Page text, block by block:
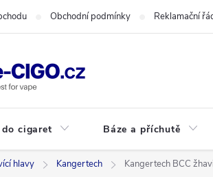
Obchodní podmínky Reklamační
do cigaret Báze a příchutě
hlavy Kangertech Kangertech BCC